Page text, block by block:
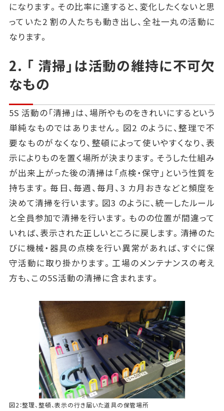
になります。その比率に達すると、変化したくないと思
っていた2 割の人たちも動き出し、全社一丸の活動に
なります。
2. 「 清掃」は活動の維持に不可欠
なもの
5S 活動の「清掃」は、場所やものをきれいにするという
単純なものではありません。図2 のように、整理で不
要なものがなくなり、整頓によって使いやすくなり、表
示によりものを置く場所が決まります。そうした仕組み
が出来上がった後の清掃は「点検・保守」という性質を
持ちます。毎日、毎週、毎月、3 カ月おきなどと頻度を
決めて清掃を行います。図3 のように、統一したルール
と全員参加で清掃を行います。ものの位置が間違って
いれば、表示された正しいところに戻します。清掃のた
びに機械・器具の点検を行い異常があれば、すぐに保
守活動に取り掛かります。工場のメンテナンスの考え
方も、この5S活動の清掃に含まれます。
図2：整理、整頓、表示の行き届いた道具の保管場所